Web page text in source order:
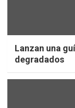
Lanzan una
degradados